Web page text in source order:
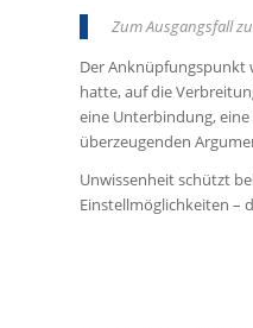
Zum Ausgangsfall
Der Anknüpfungspunkt
hatte, auf die
eine Unterbindung,
überzeugenden
Unwissenheit schützt
Einstellmöglichkeiten –